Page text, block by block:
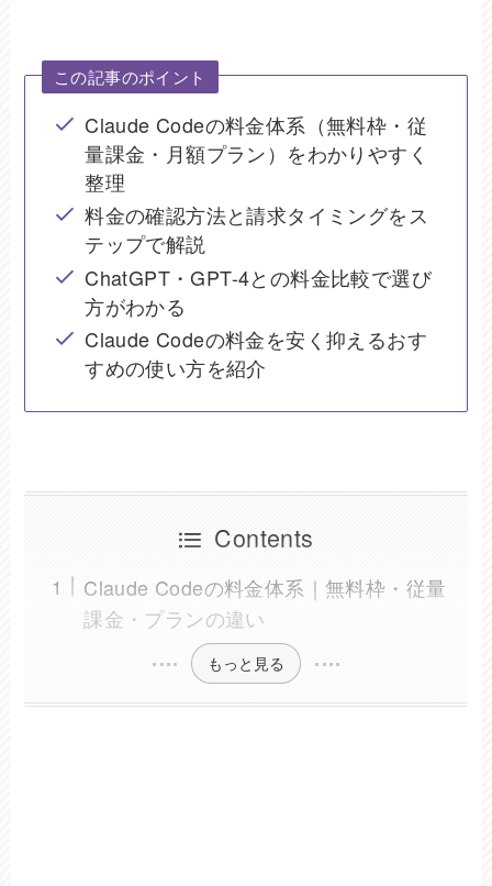
この記事のポイント
Claude Codeの料金体系（無料枠・従
量課金・月額プラン）をわかりやすく
整理
料金の確認方法と請求タイミングをス
テップで解説
ChatGPT・GPT-4との料金比較で選び
方がわかる
Claude Codeの料金を安く抑えるおす
すめの使い方を紹介
Contents
Claude Codeの料金体系｜無料枠・従量
課金・プランの違い
もっと見る